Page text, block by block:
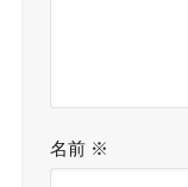
名前 ※